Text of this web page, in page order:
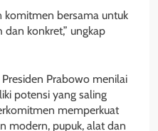
komitmen bersama untuk
konkret,” ungkap
Prabowo menilai
potensi yang saling
memperkuat
modern, pupuk, alat dan